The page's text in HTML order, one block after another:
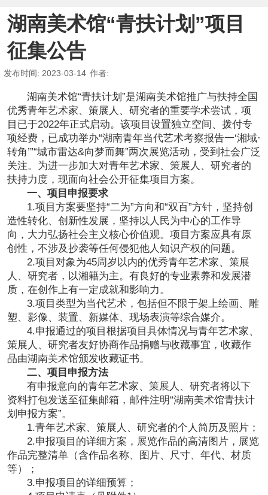
湖南美术馆“青扶计划”项目
征集公告
发布时间: 2023-03-14 作者:
湖南美术馆“青扶计划”是湖南美术馆推广与扶持全国
优秀青年艺术家、策展人、研究者的重要学术尝试，项
目已于2022年正式启动。该项目设置独立空间、拨付专
项经费，已成功举办“湖南青年当代艺术考察报告一‘湘域·
转角’”“城市雷达&向梦而舞”两次展览活动，受到社会广泛
关注。为进一步加大对青年艺术家、策展人、研究者的
扶持力度，现面向社会公开征集项目方案。
一、项目申报要求
1.项目方案要坚持“二为”方向和“双百”方针，坚持创
造性转化、创新性发展，坚持以人民为中心的工作导
向，大力弘扬社会主义核心价值观。项目方案应具有原
创性，不涉及抄袭等任何侵犯他人知识产权的问题。
2.项目对象为45周岁以内的优秀青年艺术家、策展
人、研究者，以湘籍为主。有良好的专业素养和发展潜
质，在创作上有一定成就和影响力。
3.项目类型为当代艺术，包括但不限于架上绘画、雕
塑、影像、装置、新媒体、现场表演等综合媒介。
4.申报通过的项目根据项目具体情况与青年艺术家、
策展人、研究者友好协商作品捐赠与收藏事宜，收藏作
品由湖南美术馆颁发收藏证书。
二、项目申报方法
有申报意向的青年艺术家、策展人、研究者将以下
资料打包发送至征集邮箱，邮件注明“湖南美术馆青扶计
划申报方案”。
1.青年艺术家、策展人、研究者的个人简历及照片；
2.申报项目的详细方案，展览作品的高清图片，展览
作品完整清单（含作品名称、图片、尺寸、年代、材质
等）；
3.申报项目的详细预算；